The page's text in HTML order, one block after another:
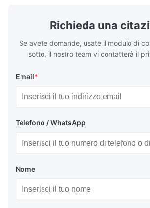
Richieda una
Se avete domande, usate il modulo di
sotto, il nostro team vi contatterà il
Email*
Telefono / WhatsApp
Nome